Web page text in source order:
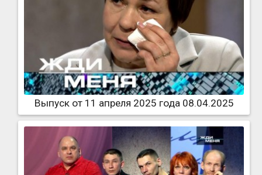
Выпуск от 11 апреля 2025 года 08.04.2025